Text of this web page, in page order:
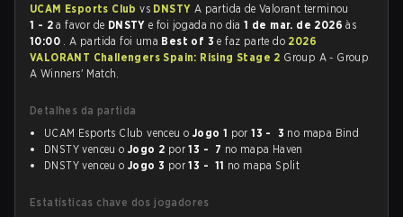
UCAM Esports Clubvs DNSTY A partida de Valorant terminou
1 - 2 a favor de DNSTYe foi jogada no dia1 de mar. de 2026às
10:00 . A partida foi uma Best of 3e faz parte do 2026
VALORANT Challengers Spain: Rising Stage 2 Group A - Group
A Winners' Match.
Detalhes da partida
UCAM Esports Club venceu o Jogo 1 por13 - 3 no mapa Bind
DNSTY venceu o Jogo 2 por13 - 7 no mapa Haven
DNSTY venceu o Jogo 3 por13 - 11 no mapa Split
Estatísticas chave dos jogadores